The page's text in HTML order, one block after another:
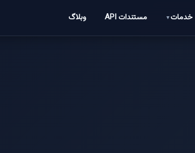
خدمات▼ مستندات API وبلاگ